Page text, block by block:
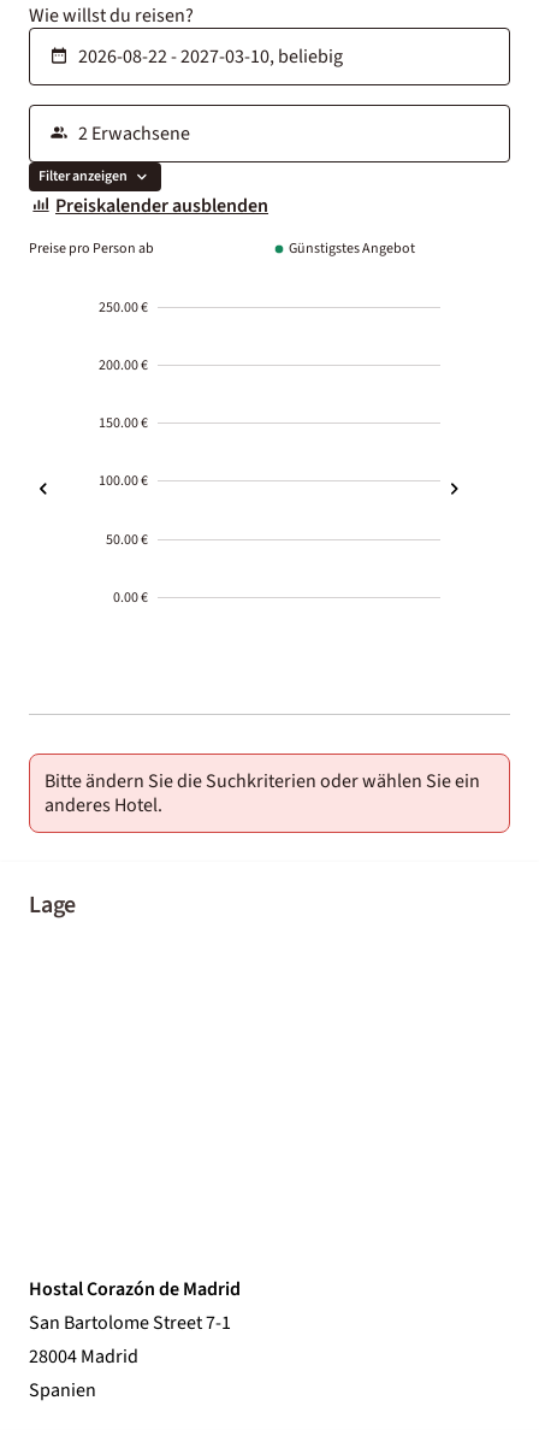
Wie willst du reisen?
Filter anzeigen
Preiskalender ausblenden
Preise pro Person ab Günstigstes Angebot
250.00 €
200.00 €
150.00 €
100.00 €
50.00 €
0.00 €
01-02
Bitte ändern Sie die Suchkriterien oder wählen Sie ein
anderes Hotel.
Lage
Hostal Corazón de Madrid
San Bartolome Street 7-1
28004 Madrid
Spanien